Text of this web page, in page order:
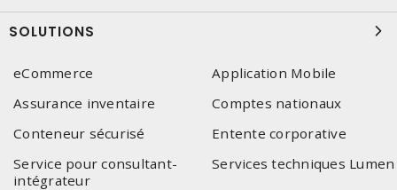
SOLUTIONS
eCommerce
Application Mobile
Assurance inventaire
Comptes nationaux
Conteneur sécurisé
Entente corporative
Service pour consultant-
intégrateur
Services techniques Lumen